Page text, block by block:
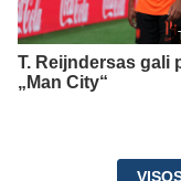
T. Reijndersas gali
„Man City“